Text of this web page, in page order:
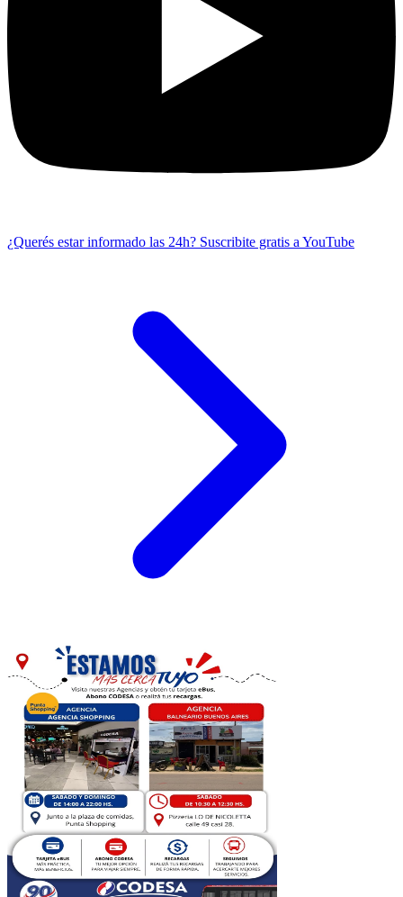
¿Querés estar informado las 24h? Suscribite gratis a YouTube